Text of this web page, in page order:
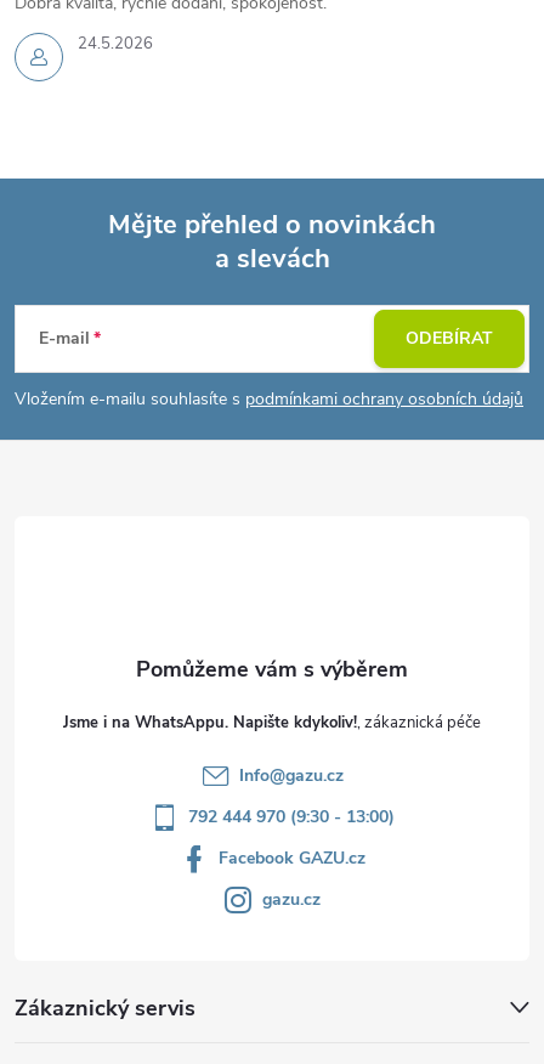
24.5.2026
p
Mějte přehled o novinkách
a slevách
E-mail
Vložením e-mailu souhlasíte s podmínkami ochrany osobních údajů
ODEBÍRAT
Jsme i na WhatsAppu. Napište kdykoliv!
Info@gazu.cz
792 444 970 (9:30 - 13:00)
Facebook GAZU.cz
gazu.cz
Zákaznický servis